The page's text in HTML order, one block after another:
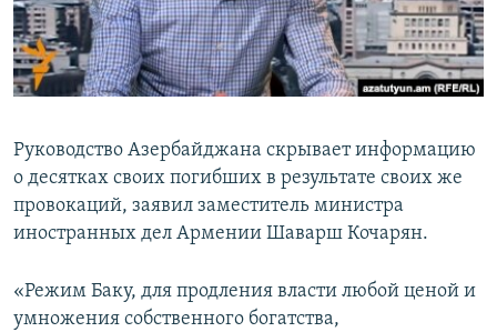
English
Русский
Руководство Азербайджана скрывает информацию
о десятках своих погибших в результате своих же
провокаций, заявил заместитель министра
иностранных дел Армении Шаварш Кочарян.
«Режим Баку, для продления власти любой ценой и
умножения собственного богатства,